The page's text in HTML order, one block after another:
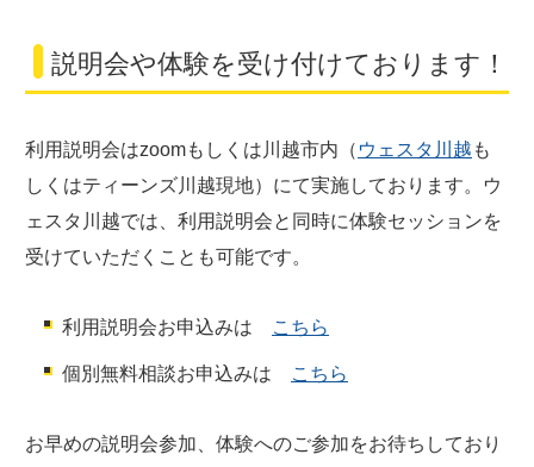
説明会や体験を受け付けております！
利用説明会はzoomもしくは川越市内（ ウェスタ川越 も
しくはティーンズ川越現地）にて実施しております。ウ
ェスタ川越では、利用説明会と同時に体験セッションを
受けていただくことも可能です。
利用説明会お申込みは こちら
個別無料相談お申込みは こちら
お早めの説明会参加、体験へのご参加をお待ちしており